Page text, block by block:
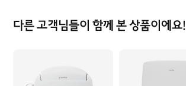
다른 고객님들이 함께 본 상품이에요!